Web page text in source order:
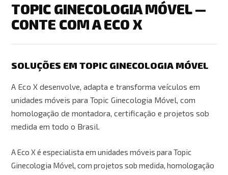
TOPIC GINECOLOGIA MÓVEL —
CONTE COM A ECO X
SOLUÇÕES EM TOPIC GINECOLOGIA MÓVEL
A Eco X desenvolve, adapta e transforma veículos em
unidades móveis para Topic Ginecologia Móvel, com
homologação de montadora, certificação e projetos sob
medida em todo o Brasil.
A Eco X é especialista em unidades móveis para Topic
Ginecologia Móvel, com projetos sob medida, homologação